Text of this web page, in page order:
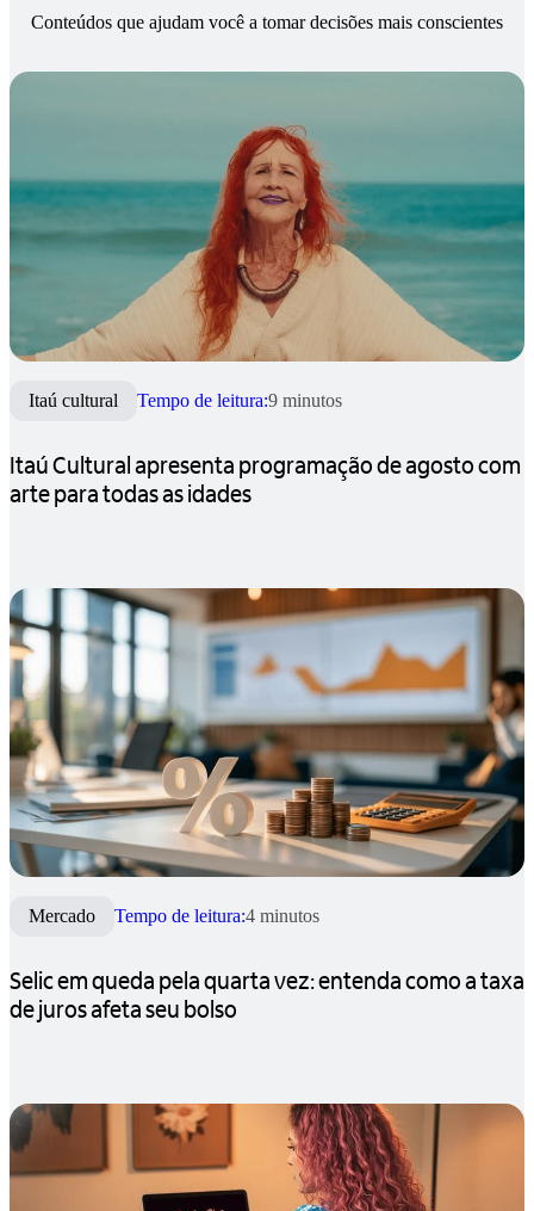
Conteúdos que ajudam você a tomar decisões mais conscientes
Itaú cultural Tempo de leitura:9 minutos
Itaú Cultural apresenta programação de agosto com
arte para todas as idades
Mercado Tempo de leitura:4 minutos
Selic em queda pela quarta vez: entenda como a taxa
de juros afeta seu bolso